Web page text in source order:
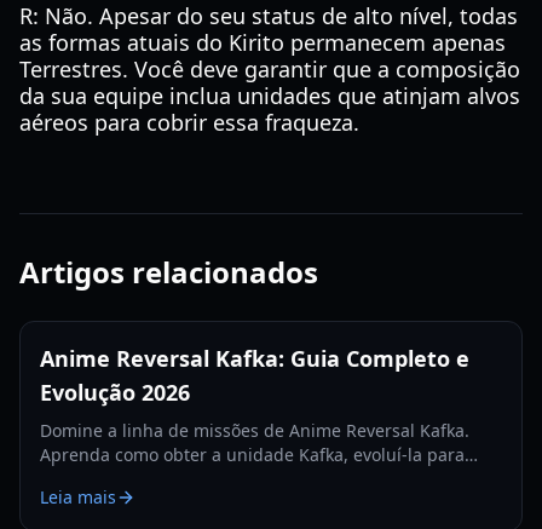
R: Não. Apesar do seu status de alto nível, todas
as formas atuais do Kirito permanecem apenas
Terrestres. Você deve garantir que a composição
da sua equipe inclua unidades que atinjam alvos
aéreos para cobrir essa fraqueza.
Artigos relacionados
Anime Reversal Kafka: Guia Completo e
Evolução 2026
Domine a linha de missões de Anime Reversal Kafka.
Aprenda como obter a unidade Kafka, evoluí-la para
Atualização 2.5.
Leia mais